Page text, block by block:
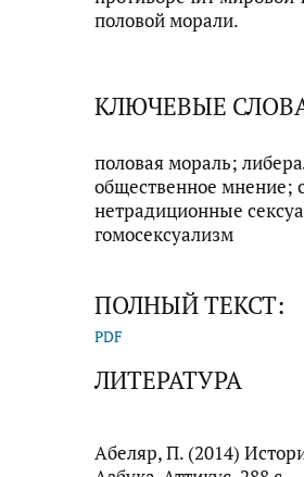
половой морали.
КЛЮЧЕВЫЕ
половая мораль;
общественное мнение;
нетрадиционные
гомосексуализм
ПОЛНЫЙ ТЕКСТ:
PDF
ЛИТЕРАТУРА
Абеляр, П. (2014)